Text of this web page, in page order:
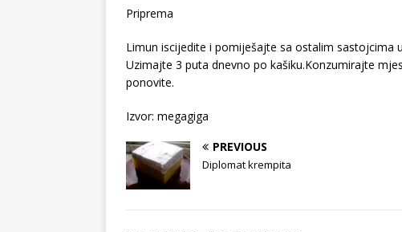
Priprema
Limun iscijedite i pomiješajte sa ostalim sastojcima
Uzimajte 3 puta dnevno po kašiku.Konzumirajte
ponovite.
Izvor: megagiga
PREVIOUS
Diplomat krempita